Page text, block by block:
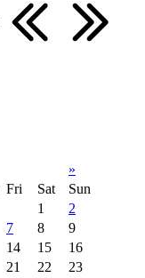
»
Fri Sat
Sun
1
2
7 8
9
14 15
16
21 22
23